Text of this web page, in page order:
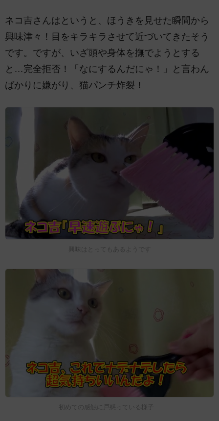
ネコ吉さんはというと、ほうきを見せた瞬間から
興味津々！目をキラキラさせて近づいてきたそう
です。ですが、いざ頭や身体を撫でようとする
と…完全拒否！「なにするんだにゃ！」と言わん
ばかりに嫌がり、猫パンチ炸裂！
興味はとってもあるようです
初めての感触に戸惑っている様子…